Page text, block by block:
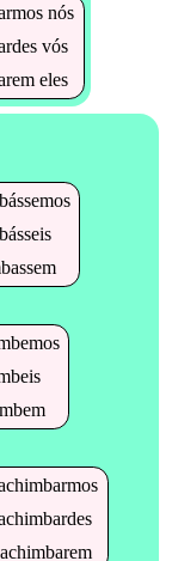
nós
vós
eles